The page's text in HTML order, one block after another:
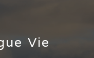
Vie